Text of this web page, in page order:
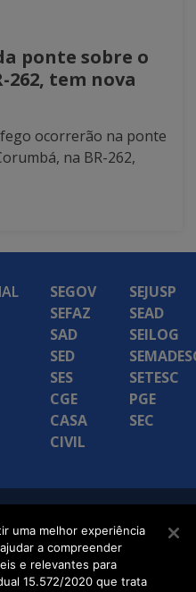
ponte sobre o
262, tem nova
ocorrerão na ponte
na BR-262,
SEGOV
SEFAZ
SAD
SED
SES
CGE
CASA
CIVIL
SEJUSP
SEAD
SEILOG
SETESC
PGE
SEC
uma melhor experiência
a compreender
e relevantes para
15.572/2020 que trata